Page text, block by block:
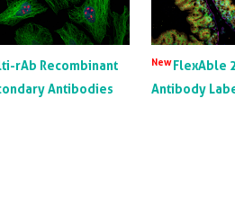
rAb Recombinant
Antibodies
NewFlexAble
Antibody